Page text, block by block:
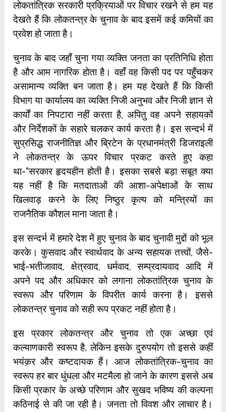
लोकतांत्रिक सरकारी प्रक्रियाओं पर विचार रखने से हम यह
देखते हैं कि लोकतन्त्र के चुनाव के बाद इसमें कई कमियों का
प्रवेश हो जाता है।
चुनाव के बाद जहाँ चुना गया व्यक्ति जनता का प्रतिनिधि होता
है और आम नागरिक होता है। वहाँ वह किसी पद पर पहुँचकर
असामान्य व्यक्ति बन जाता है। हम यह देखते हैं कि किसी
विभाग या कार्यालय का व्यक्ति निजी अनुभव और निजी ज्ञान से
कार्यों का निपटारा नहीं करता है, अपितु वह अपने सहायकों
और निर्देशकों के सहारे चलकर कार्य करता है। इस सन्दर्भ में
सुप्रसिद्ध राजनीतिज्ञ और ब्रिटेन के प्रधानमंत्री डिजराइली
ने लोकतन्त्र के ऊपर विचार प्रकट करते हुए कहा
था-”सरकार हृदयहीन होती है। इसका सबसे बड़ा सबूत क्या
यह नहीं है कि मतदाताओं की आशा-अपेक्षाओं के साथ
खिलवाड़ करने के लिए निष्ठुर कृत्य को मन्त्रियों का
राजनैतिक कौशल माना जाता है।
इस सन्दर्भ में हमारे देश में हुए चुनाव के बाद चुनावी मुद्दों को भूल
करके। कुसवाद और स्वार्थवाद के अन्य सहायक तत्त्वों, जैसे-
भाई-भतीजावाद, क्षेत्रवाद, धर्मवाद, सम्प्रदायवाद आदि में
अपने पद और अधिकार को लगाना लोकतांत्रिक चुनाव के
स्वरूप और परिणाम के विपरीत कार्य करना है। इससे
लोकतन्त्र चुनाव को सही रूप प्रकट नहीं होता है।
इस प्रकार लोकतन्त्र और चुनाव तो एक अच्छा एवं
कल्याणकारी स्वरूप है, लेकिन इसके दुरुपयोग तो इससे कहीं
भयंक़र और कष्टदायक हैं। आज लोकतांत्रिक-चुनाव का
स्वरूप हर बार धुंधला और मटमैला हो जाने के कारण इससे अब
किसी प्रकार के अच्छे परिणाम और सुखद भविष्य की कल्पना
कठिनाई से की जा रही है। जनता तो विवश और लाचार है।